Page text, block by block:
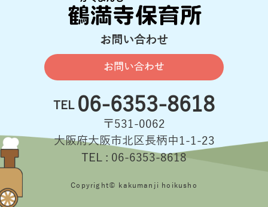
お問い合わせ
お問い合わせ
TEL 06-6353-8618
〒531-0062
大阪府大阪市北区長柄中1-1-23
TEL : 06-6353-8618
Copyright© kakumanji hoikusho